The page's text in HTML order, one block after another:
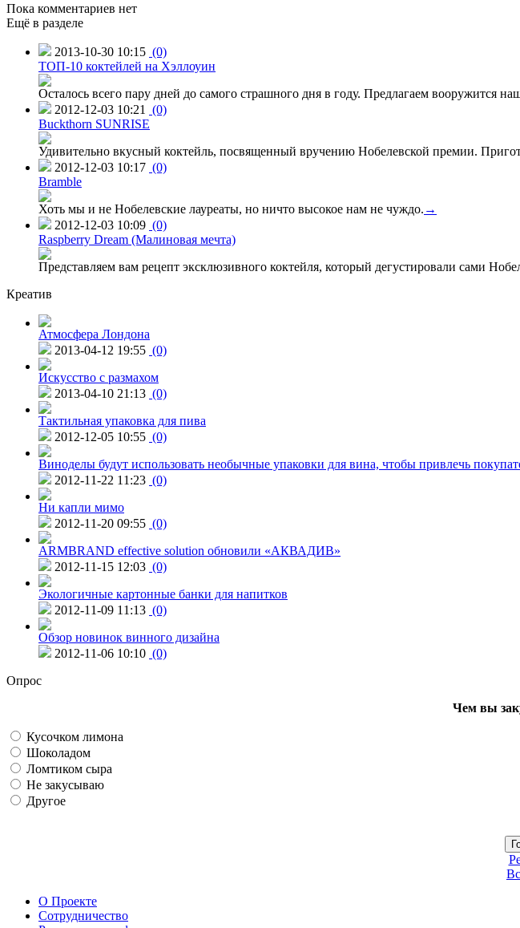
Пока комментариев нет
Ещё в разделе
2013-10-30 10:15 (0)
ТОП-10 коктейлей на Хэллоуин
Осталось всего пару дней до самого страшного дня в году. Предлагаем вооружится
2012-12-03 10:21
(0)
Buckthorn SUNRISE
Удивительно вкусный коктейль, посвященный вручению Нобелевской премии.
2012-12-03 10:17 (0)
Bramble
Хоть мы и не Нобелевские лауреаты, но ничто высокое нам не чуждо. →
2012-12-03 10:09 (0)
Raspberry Dream (Малиновая мечта)
Представляем вам рецепт эксклюзивного коктейля, который дегустировали сами
Креатив
Атмосфера Лондона
2013-04-12 19:55 (0)
Искусство с размахом
2013-04-10 21:13 (0)
Тактильная упаковка для пива
2012-12-05 10:55 (0)
Виноделы будут использовать необычные упаковки для вина, чтобы привлечь
2012-11-22 11:23 (0)
Ни капли мимо
2012-11-20 09:55 (0)
ARMBRAND effective solution обновили «АКВАДИВ»
2012-11-15 12:03 (0)
Экологичные картонные банки для напитков
2012-11-09 11:13 (0)
Обзор новинок винного дизайна
2012-11-06 10:10 (0)
Опрос
Чем вы
Кусочком лимона
Шоколадом
Ломтиком сыра
Не закусываю
Другое
О Проекте
Сотрудничество